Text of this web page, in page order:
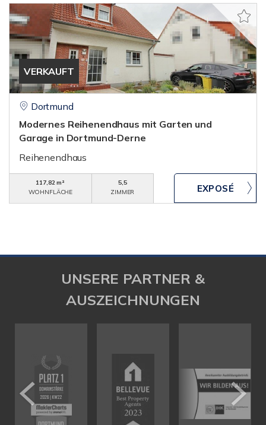
VERKAUFT
Dortmund
Modernes Reihenendhaus mit Garten und
Garage in Dortmund-Derne
Reihenendhaus
117,82 m²
WOHNFLÄCHE
5,5
ZIMMER
UNSERE PARTNER &
AUSZEICHNUNGEN